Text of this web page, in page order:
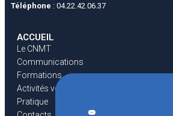
Téléphone : 04.22.42.06.37
ACCUEIL
Le CNMT
Communications
Formations
Activités voiles
Pratique